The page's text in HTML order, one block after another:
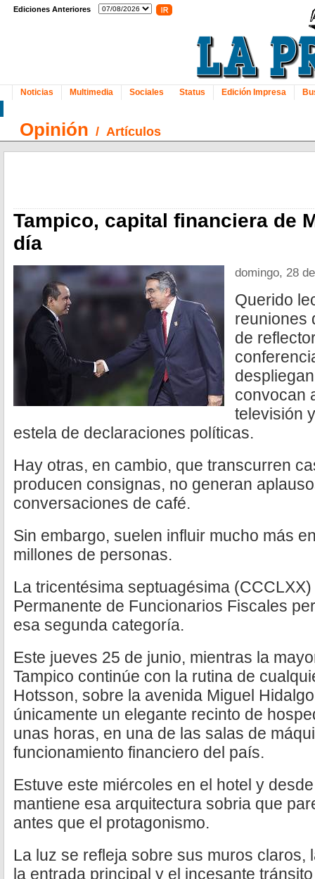
Ediciones Anteriores
Noticias Multimedia Sociales Status Edición Impresa
Opinión / Artículos
Tampico, capital financiera de
día
domingo, 28
Querido
reuniones
de
convocan
televisión
estela de declaraciones políticas.
Hay otras, en cambio, que transcurren
producen consignas, no generan
conversaciones de café.
Sin embargo, suelen influir mucho más
millones de personas.
La tricentésima septuagésima
Permanente de Funcionarios Fiscales
esa segunda categoría.
Este jueves 25 de junio, mientras la
Tampico continúe con la rutina de
Hotsson, sobre la avenida Miguel
únicamente un elegante recinto de
unas horas, en una de las salas de
funcionamiento financiero del país.
Estuve este miércoles en el hotel y
mantiene esa arquitectura sobria que
antes que el protagonismo.
La luz se refleja sobre sus muros claros,
la entrada principal y el incesante